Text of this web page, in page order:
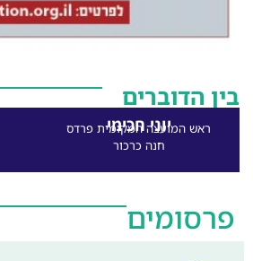
בין הדוברים
יוני חכימי
ראש המועצה המקומית פרדס
חנה כרכור
פרסומים